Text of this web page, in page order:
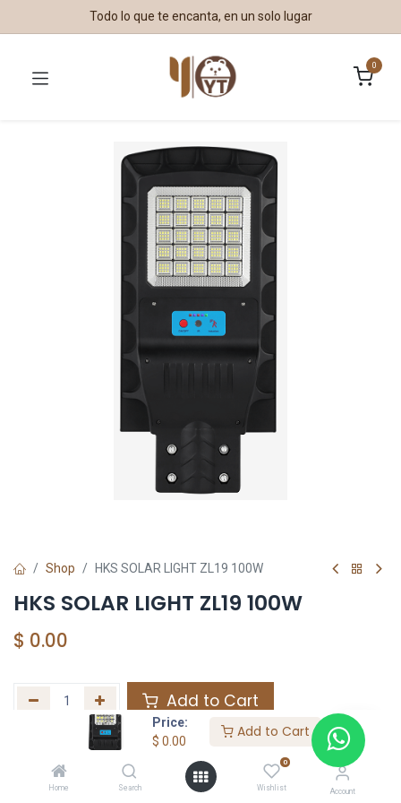
Price:
$ 0.00
Add to Cart
Home Search
0
Wishlist Account
Todo lo que te encanta, en un solo lugar
0
Shop HKS SOLAR LIGHT ZL19 100W
HKS SOLAR LIGHT ZL19 100W
$ 0.00
Add to Cart
Agregar a la lista de deseos
Share :